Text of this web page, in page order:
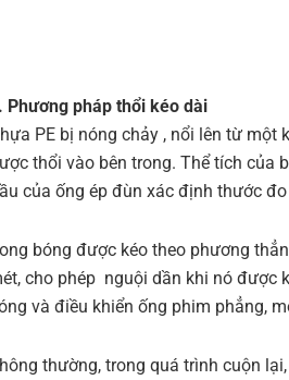
Phương pháp thổi kéo dài
PE bị nóng chảy , nổi lên từ một
thổi vào bên trong. Thể tích của
của ống ép đùn xác định thước
bóng được kéo theo phương
cho phép nguội dần khi nó được
và điều khiển ống phim phẳng,
thường, trong quá trình cuộn